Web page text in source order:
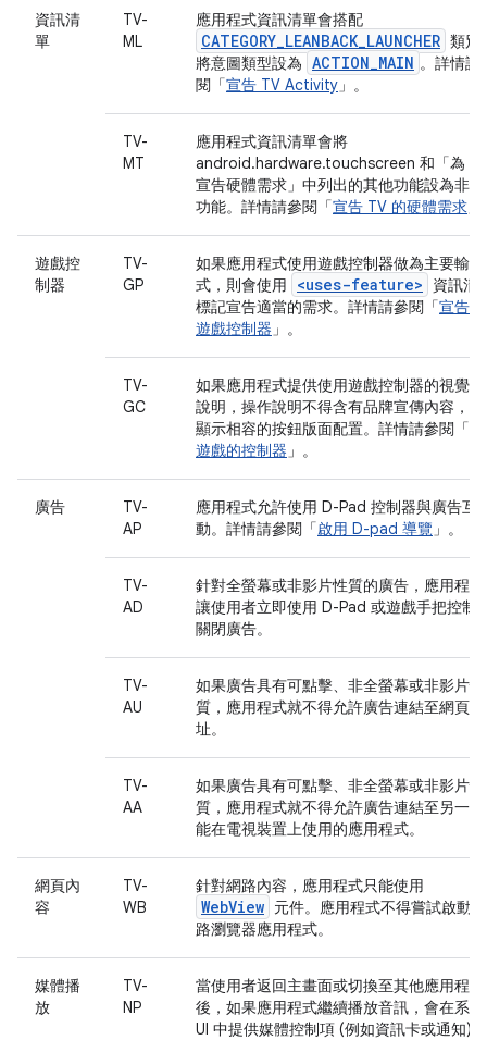
資訊清
單
TV-
ML
應用程式資訊清單會搭配
CATEGORY_LEANBACK_LAUNCHER 類別
將意圖類型設為 ACTION_MAIN 。詳情請
閱「宣告 TV Activity 」。
TV-
MT
應用程式資訊清單會將
android.hardware.touchscreen 和「為
宣告硬體需求」中列出的其他功能設為非
功能。詳情請參閱「宣告 TV 的硬體需求
遊戲控
制器
TV-
GP
如果應用程式使用遊戲控制器做為主要輸
式，則會使用
<uses-feature>
資訊清
標記宣告適當的需求。詳情請參閱「宣告
遊戲控制器 」。
TV-
GC
如果應用程式提供使用遊戲控制器的視覺
說明，操作說明不得含有品牌宣傳內容，
顯示相容的按鈕版面配置。詳情請參閱「
遊戲的控制器 」。
廣告
TV-
AP
應用程式允許使用 D-Pad 控制器與廣告互
動。詳情請參閱「啟用 D-pad 導覽 」。
TV-
AD
針對全螢幕或非影片性質的廣告，應用程
讓使用者立即使用 D-Pad 或遊戲手把控制
關閉廣告。
TV-
AU
如果廣告具有可點擊、非全螢幕或非影片性
質，應用程式就不得允許廣告連結至網頁網
址。
TV-
AA
如果廣告具有可點擊、非全螢幕或非影片性
質，應用程式就不得允許廣告連結至另一
能在電視裝置上使用的應用程式。
網頁內
容
TV-
WB
針對網路內容，應用程式只能使用
WebView 元件。應用程式不得嘗試啟動網
路瀏覽器應用程式。
媒體播
放
TV-
NP
當使用者返回主畫面或切換至其他應用程式
後，如果應用程式繼續播放音訊，會在系統
UI 中提供媒體控制項 (例如資訊卡或通知)，